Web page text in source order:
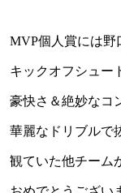
MVP個人賞には野
キックオフシュー
豪快さ＆絶妙なコ
華麗なドリブルで
観ていた他チーム